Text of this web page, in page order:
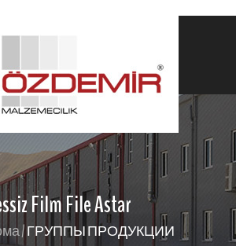
Film File Astar
/ГРУППЫ ПРОДУКЦИИ